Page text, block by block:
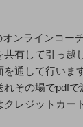
ンラインコー
共有して引っ越
を通して行いま
れその場でpdf
クレジットカー